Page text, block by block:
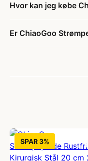
Hvor kan jeg købe
Er ChiaoGoo
SPAR 3%